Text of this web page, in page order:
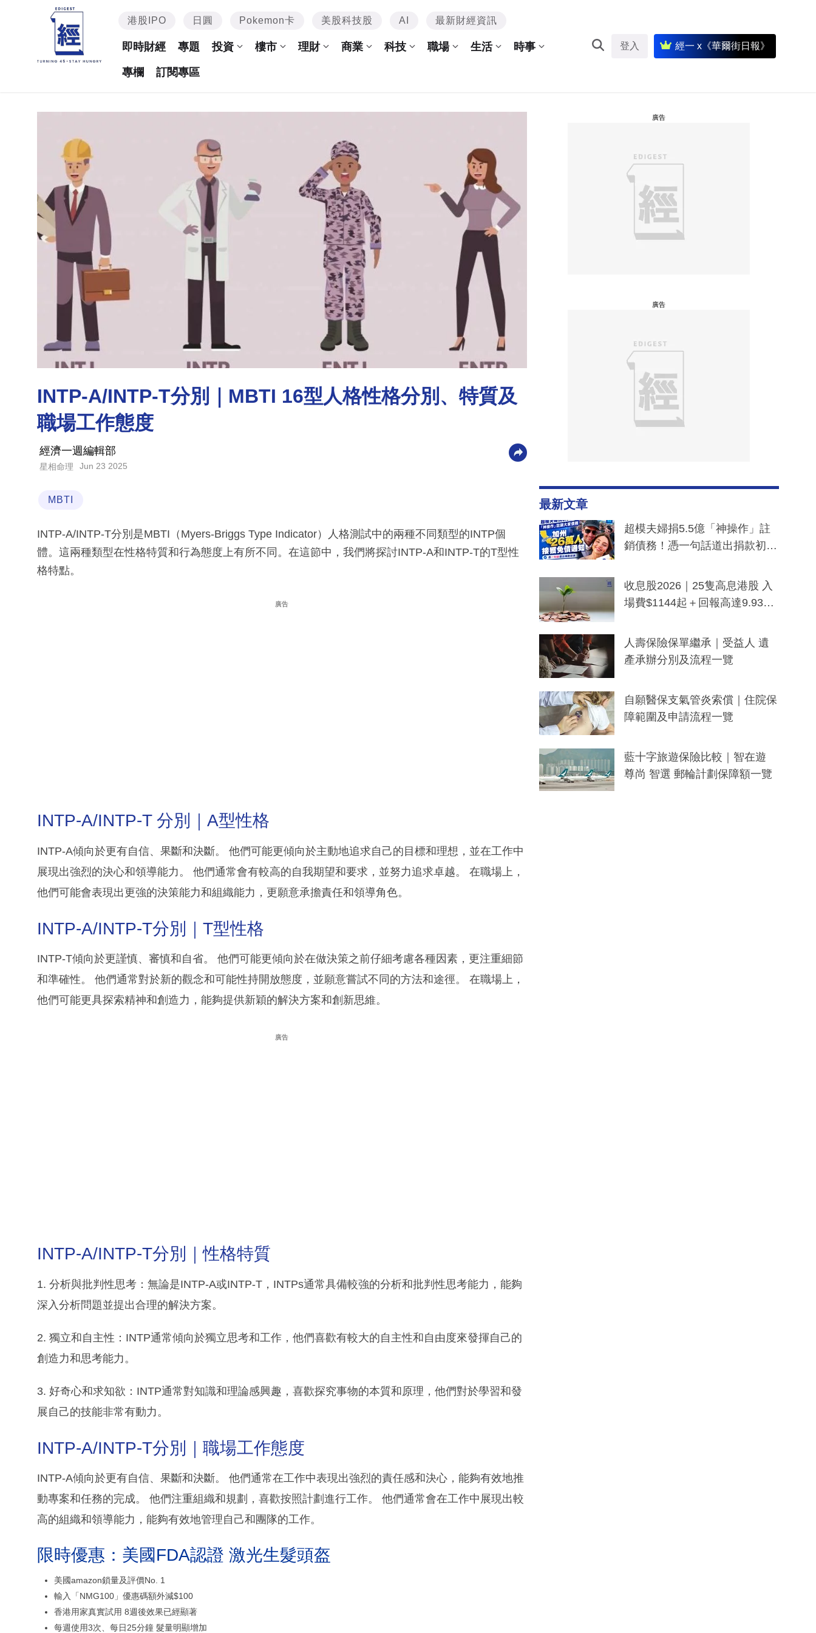
港股IPO 日圓 Pokemon卡 美股科技股 AI 最新財經資訊
即時財經 專題 投資 樓市 理財 商業 科技 職場 生活 時事
專欄 訂閱專區
登入 經一 x《華爾街日報》
INTP-A/INTP-T分別｜MBTI 16型人格性格分別、特質及
職場工作態度
經濟一週編輯部
星相命理 Jun 23 2025
MBTI
INTP-A/INTP-T分別是MBTI（Myers-Briggs Type Indicator）人格測試中的兩種不同類型的INTP個
體。這兩種類型在性格特質和行為態度上有所不同。在這節中，我們將探討INTP-A和INTP-T的T型性
格特點。
廣告
INTP-A/INTP-T 分別｜A型性格
INTP-A傾向於更有自信、果斷和決斷。 他們可能更傾向於主動地追求自己的目標和理想，並在工作中
展現出強烈的決心和領導能力。 他們通常會有較高的自我期望和要求，並努力追求卓越。 在職場上，
他們可能會表現出更強的決策能力和組織能力，更願意承擔責任和領導角色。
INTP-A/INTP-T分別｜T型性格
INTP-T傾向於更謹慎、審慎和自省。 他們可能更傾向於在做決策之前仔細考慮各種因素，更注重細節
和準確性。 他們通常對於新的觀念和可能性持開放態度，並願意嘗試不同的方法和途徑。 在職場上，
他們可能更具探索精神和創造力，能夠提供新穎的解決方案和創新思維。
廣告
INTP-A/INTP-T分別｜性格特質
1. 分析與批判性思考：無論是INTP-A或INTP-T，INTPs通常具備較強的分析和批判性思考能力，能夠
深入分析問題並提出合理的解決方案。
2. 獨立和自主性：INTP通常傾向於獨立思考和工作，他們喜歡有較大的自主性和自由度來發揮自己的
創造力和思考能力。
3. 好奇心和求知欲：INTP通常對知識和理論感興趣，喜歡探究事物的本質和原理，他們對於學習和發
展自己的技能非常有動力。
INTP-A/INTP-T分別｜職場工作態度
INTP-A傾向於更有自信、果斷和決斷。 他們通常在工作中表現出強烈的責任感和決心，能夠有效地推
動專案和任務的完成。 他們注重組織和規劃，喜歡按照計劃進行工作。 他們通常會在工作中展現出較
高的組織和領導能力，能夠有效地管理自己和團隊的工作。
限時優惠：美國FDA認證 激光生髮頭盔
美國amazon鎖量及評價No. 1
輸入「NMG100」優惠碼額外減$100
香港用家真實試用 8週後效果已經顯著
每週使用3次、每日25分鐘 髮量明顯增加
廣告
廣告
最新文章
超模夫婦捐5.5億「神操作」註
銷債務！憑一句話道出捐款初
一度被誤當詐騙手段
收息股2026｜25隻高息港股 入
場費$1144起＋回報高達9.93
人壽保險保單繼承｜受益人 遺
產承辦分別及流程一覽
自願醫保支氣管炎索償｜住院保
障範圍及申請流程一覽
藍十字旅遊保險比較｜智在遊
尊尚 智選 郵輪計劃保障額一覽